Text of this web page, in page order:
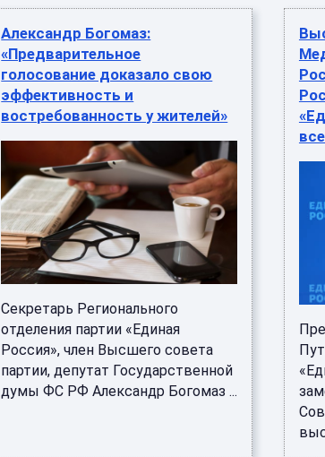
Александр Богомаз:
«Предварительное
голосование доказало свою
эффективность и
востребованность у жителей»
Секретарь Регионального
отделения партии «Единая
Россия», член Высшего совета
партии, депутат Государственной
думы ФС РФ Александр Богомаз ...